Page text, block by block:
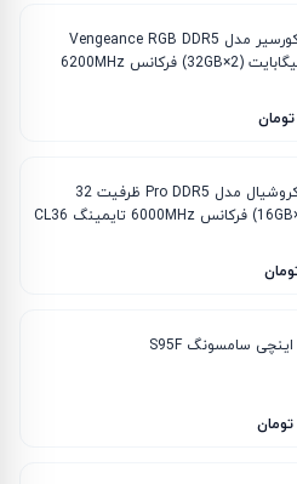
رم کامپیوتر کورسیر مدل Vengeance RGB DDR5
ظرفیت 64 گیگابایت (2×32GB) فرکانس 6200MHz
رم کامپیوتر کروشیال مدل Pro DDR5 ظرفیت 32